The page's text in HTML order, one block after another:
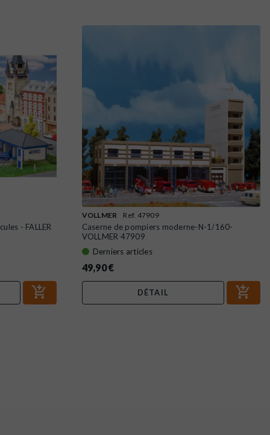
- FALLER
VOLLMER Ref. 47909
Caserne de pompiers moderne-N-1/160-
VOLLMER 47909
Derniers articles
49,90 €
DÉTAIL